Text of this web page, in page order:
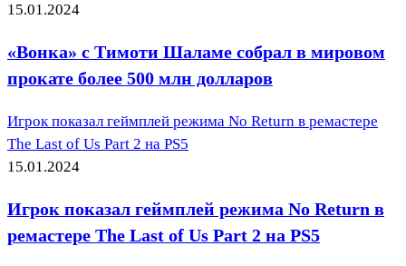
15.01.2024
«Вонка» с Тимоти Шаламе собрал в мировом
прокате более 500 млн долларов
Игрок показал геймплей режима No Return в ремастере
The Last of Us Part 2 на PS5
15.01.2024
Игрок показал геймплей режима No Return в
ремастере The Last of Us Part 2 на PS5